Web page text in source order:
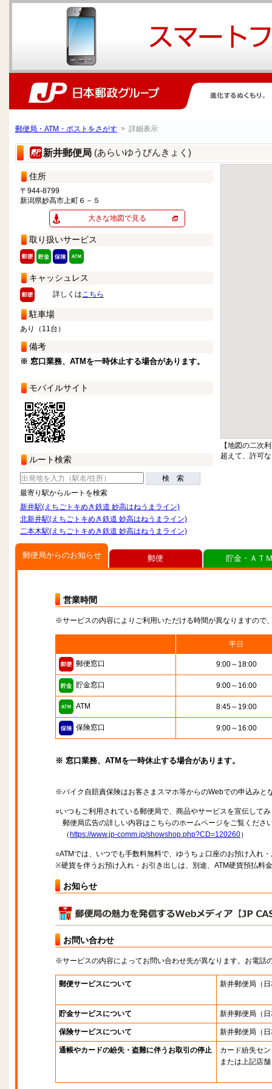
郵便局・ATM・ポストをさがす > 詳細表示
新井郵便局 (あらいゆうびんきょく)
住所
〒944-8799
新潟県妙高市上町６－５
大きな地図で見る
取り扱いサービス
キャッシュレス
詳しくはこちら
駐車場
あり（11台）
備考
※ 窓口業務、ATMを一時休止する場合があります。
モバイルサイト
ルート検索
検 索
最寄り駅からルートを検索
新井駅(えちごトキめき鉄道 妙高はねうまライン)
北新井駅(えちごトキめき鉄道 妙高はねうまライン)
二本木駅(えちごトキめき鉄道 妙高はねうまライン)
【地図の二次
超えて、許可
郵便局からのお知らせ
営業時間
※サービスの内容によりご利用いただける時間が異なりますので
平日
郵便窓口 9:00～18:00
貯金窓口 9:00～16:00
ATM 8:45～19:00
保険窓口 9:00～16:00
※ 窓口業務、ATMを一時休止する場合があります。
※バイク自賠責保険はお客さまスマホ等からのWebでの申込みと
○いつもご利用されている郵便局で、商品やサービスを宣伝して
郵便局広告の詳しい内容はこちらのホームページをご覧くださ
（ https://www.jp-comm.jp/showshop.php?CD=120260）
○ATMでは、いつでも手数料無料で、ゆうちょ口座のお預け入れ
※硬貨を伴うお預け入れ・お引き出しは、別途、ATM硬貨預払料
お知らせ
お問い合わせ
※サービスの内容によってお問い合わせ先が異なります。お電話
郵便サービスについて 新井郵便局 （
貯金サービスについて 新井郵便局 （
保険サービスについて 新井郵便局 （
通帳やカードの紛失・盗難に伴うお取引の停止
カード紛失セ
または上記店舗
郵便 貯金・ＡＴ